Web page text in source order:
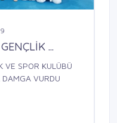
...
VE SPOR KULÜBÜ
DAMGA VURDU